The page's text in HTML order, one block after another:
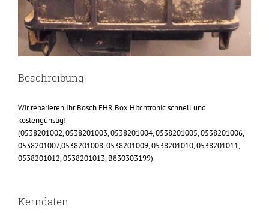
Beschreibung
Wir reparieren Ihr Bosch EHR Box Hitchtronic schnell und
kostengünstig!
(0538201002, 0538201003, 0538201004, 0538201005, 0538201006,
0538201007,0538201008, 0538201009, 0538201010, 0538201011,
0538201012, 0538201013, B830303199)
Kerndaten